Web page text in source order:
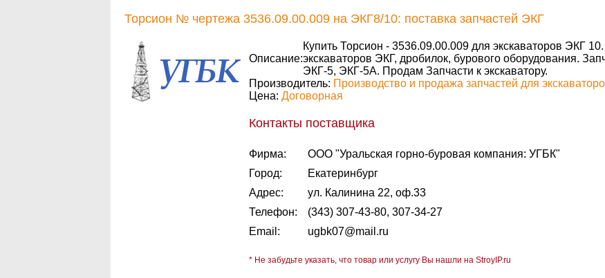
Торсион № чертежа 3536.09.00.009 на ЭКГ8/10: поставка запчастей ЭКГ
Описание:
Купить Торсион - 3536.09.00.009 для экскаваторов ЭКГ
экскаваторов ЭКГ, дробилок, бурового оборудования.
ЭКГ-5, ЭКГ-5А. Продам Запчасти к экскаватору.
Производитель: Производство и продажа запчастей для
Цена: Договорная
Контакты поставщика
Фирма:
ООО "Уральская горно-буровая компания: УГБК"
Город:
Екатеринбург
Адрес:
ул. Калинина 22, оф.33
Телефон:
(343) 307-43-80, 307-34-27
Email:
ugbk07@mail.ru
* Не забудьте указать, что товар или услугу Вы нашли на StroyIP.ru